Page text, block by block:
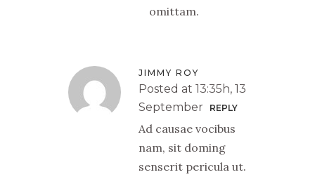
omittam.
JIMMY ROY
Posted at 13:35h, 13
September
REPLY
Ad causae vocibus
nam, sit doming
senserit pericula ut.